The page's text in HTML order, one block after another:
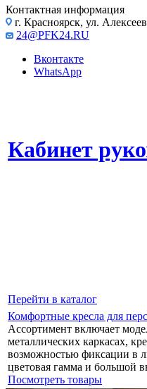
Контактная информация
г. Красноярск, ул.
24@PFK24.RU
Вконтакте
WhatsApp
Кабинет
Перейти в каталог
Комфортные кресла для
Ассортимент включает
металлических каркасах,
возможностью фиксации в
цветовая гамма и большой
Посмотреть товары